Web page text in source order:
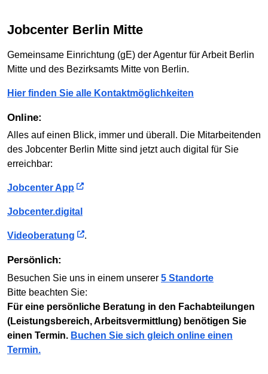
Jobcenter Berlin Mitte
Gemeinsame Einrichtung (gE) der Agentur für Arbeit Berlin
Mitte und des Bezirksamts Mitte von Berlin.
Hier finden Sie alle Kontaktmöglichkeiten
Online:
Alles auf einen Blick, immer und überall. Die Mitarbeitenden
des Jobcenter Berlin Mitte sind jetzt auch digital für Sie
erreichbar:
Jobcenter App
Jobcenter.digital
Videoberatung .
Persönlich:
Besuchen Sie uns in einem unserer 5 Standorte
Bitte beachten Sie:
Für eine persönliche Beratung in den Fachabteilungen
(Leistungsbereich, Arbeitsvermittlung) benötigen Sie
einen Termin. Buchen Sie sich gleich online einen
Termin.